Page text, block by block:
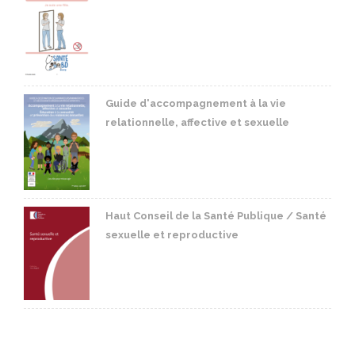
Guide d'accompagnement à la vie
relationnelle, affective et sexuelle
Haut Conseil de la Santé Publique / Santé
sexuelle et reproductive